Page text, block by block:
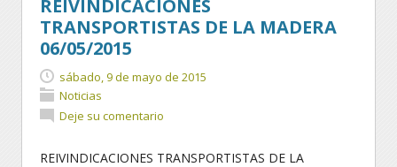
REIVINDICACIONES
TRANSPORTISTAS DE LA MADERA
06/05/2015
sábado, 9 de mayo de 2015
Noticias
Deje su comentario
REIVINDICACIONES TRANSPORTISTAS DE LA